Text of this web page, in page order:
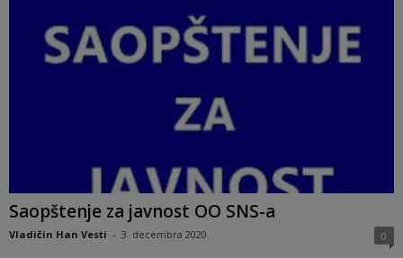
Saopštenje za javnost OO SNS-a
Vladičin Han Vesti - 3. decembra 2020. 0